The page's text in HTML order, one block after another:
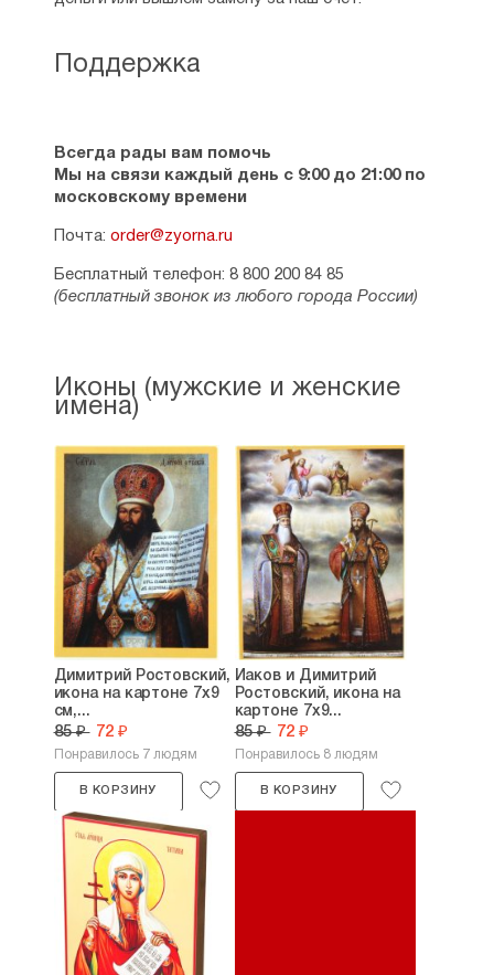
Поддержка
Всегда рады вам помочь
Мы на связи каждый день с 9:00 до 21:00 по
московскому времени
Почта: order@zyorna.ru
Бесплатный телефон: 8 800 200 84 85
(бесплатный звонок из любого города России)
Иконы (мужские и женские
имена)
Димитрий Ростовский,
икона на картоне 7х9
см,...
85 ₽ 72 ₽
Понравилось 7 людям
В КОРЗИНУ
Иаков и Димитрий
Ростовский, икона на
картоне 7х9...
85 ₽ 72 ₽
Понравилось 8 людям
В КОРЗИНУ